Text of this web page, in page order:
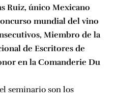
Ruiz, único Mexicano
mundial del vino
Miembro de la
de Escritores de
en la Comanderie Du
seminario son los